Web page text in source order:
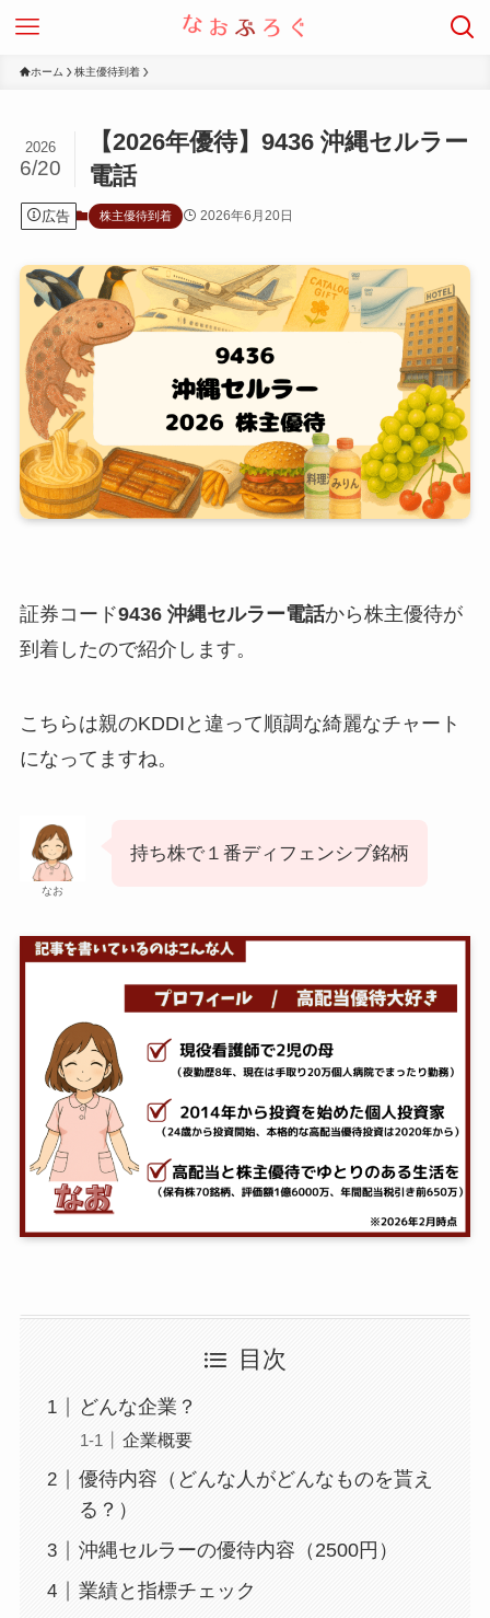
ホーム 株主優待到着
【2026年優待】9436 沖縄セルラー
電話
2026
6/20
広告 株主優待到着 2026年6月20日
証券コード9436 沖縄セルラー電話から株主優待が
到着したので紹介します。
こちらは親のKDDIと違って順調な綺麗なチャート
になってますね。
なお
持ち株で１番ディフェンシブ銘柄
目次
どんな企業？
企業概要
優待内容（どんな人がどんなものを貰え
る？）
沖縄セルラーの優待内容（2500円）
業績と指標チェック